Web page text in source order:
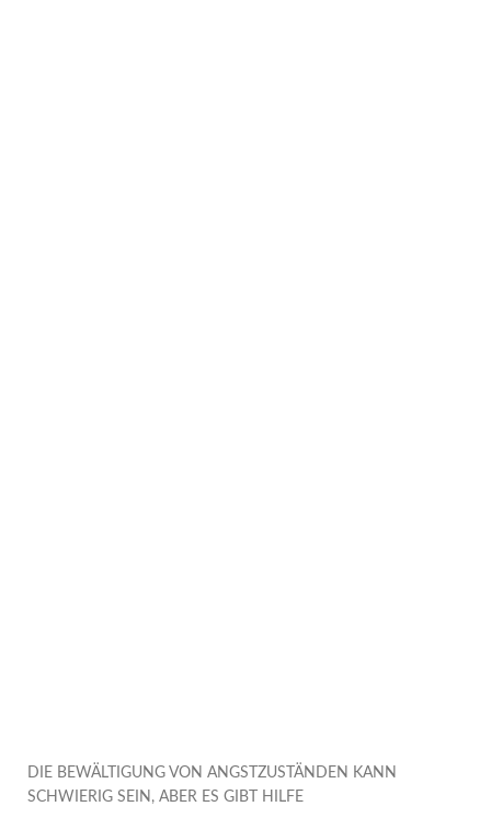
DIE BEWÄLTIGUNG VON ANGSTZUSTÄNDEN KANN
SCHWIERIG SEIN, ABER ES GIBT HILFE